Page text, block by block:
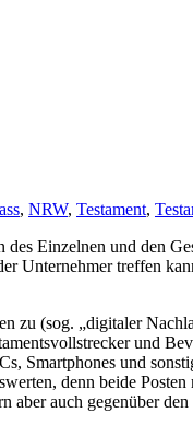
, NRW, Testament,
Einzelnen und den
treffen
zu (sog. „digitaler
und
Smartphones und
denn beide
auch gegenüber